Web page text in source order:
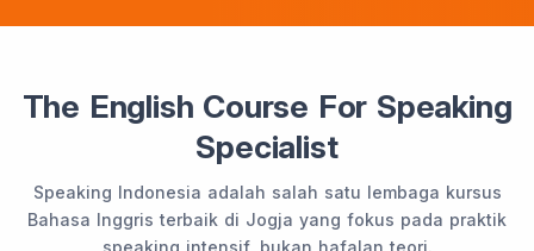
The English Course For Speaking
Specialist
Speaking Indonesia adalah salah satu lembaga kursus
Bahasa Inggris terbaik di Jogja yang fokus pada praktik